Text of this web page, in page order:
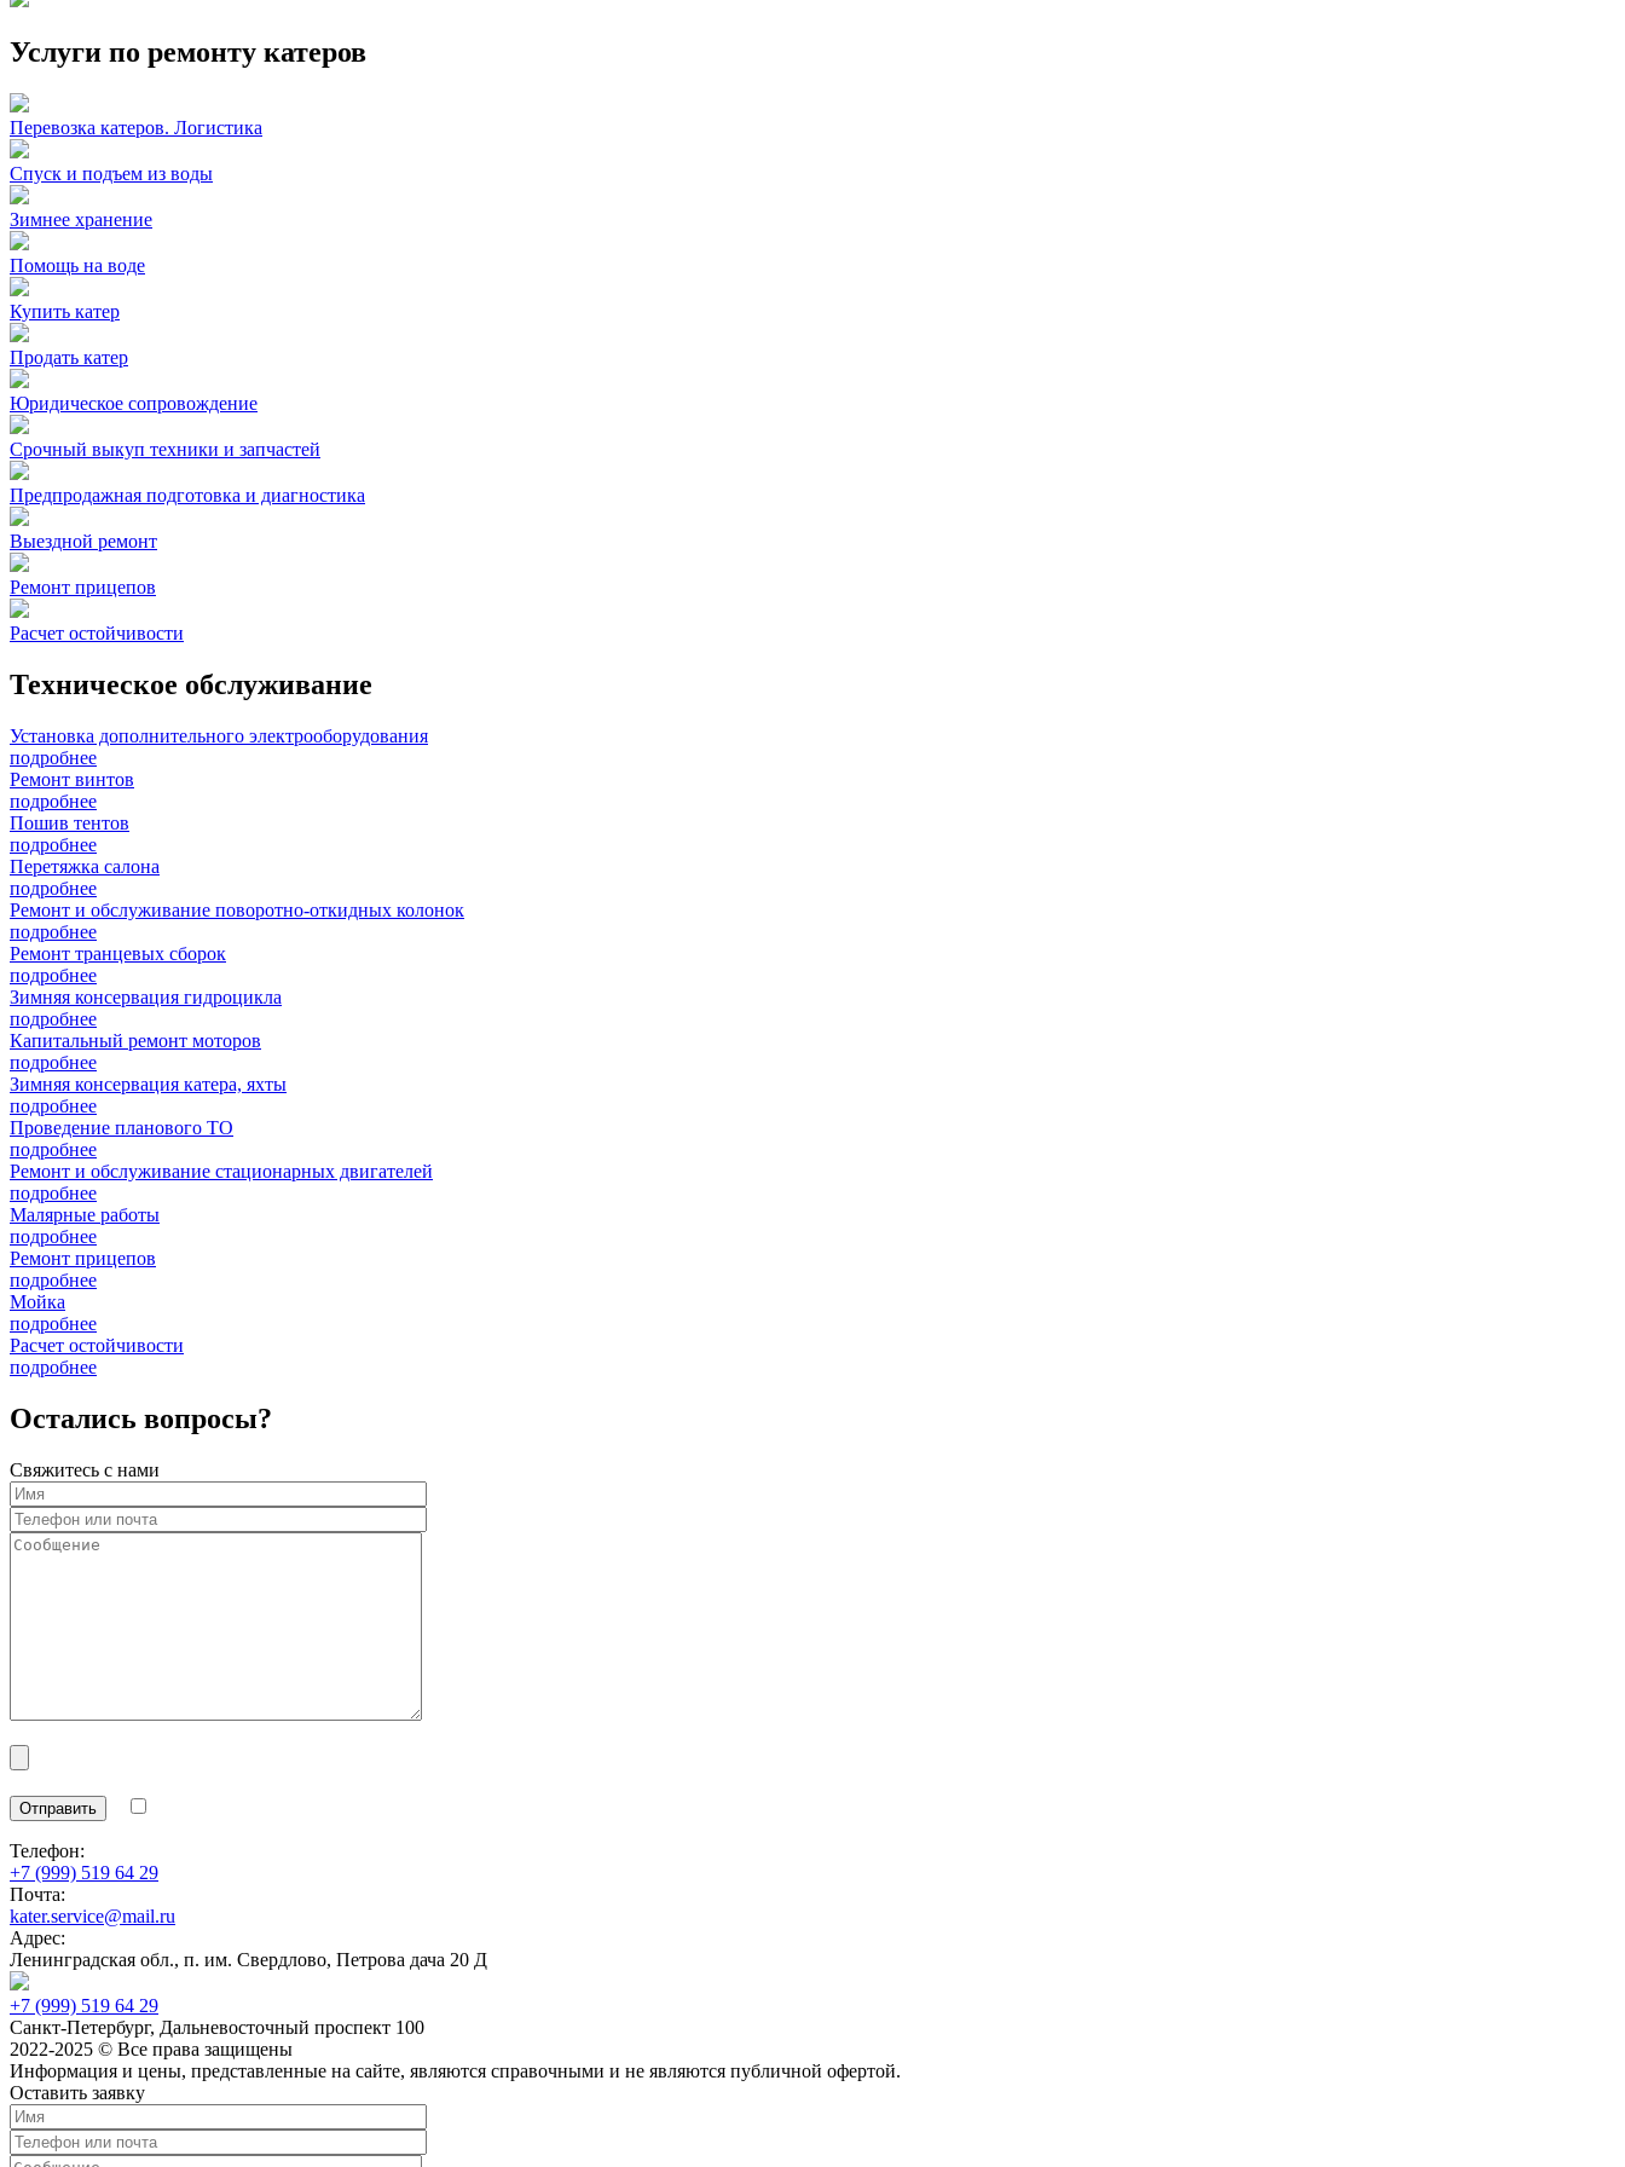
Услуги по ремонту катеров
Перевозка катеров. Логистика
Спуск и подъем из воды
Зимнее хранение
Помощь на воде
Купить катер
Продать катер
Юридическое сопровождение
Срочный выкуп техники и запчастей
Предпродажная подготовка и диагностика
Выездной ремонт
Ремонт прицепов
Расчет остойчивости
Техническое обслуживание
Установка дополнительного электрооборудования
подробнее
Ремонт винтов
подробнее
Пошив тентов
подробнее
Перетяжка салона
подробнее
Ремонт и обслуживание поворотно-откидных колонок
подробнее
Ремонт транцевых сборок
подробнее
Зимняя консервация гидроцикла
подробнее
Капитальный ремонт моторов
подробнее
Зимняя консервация катера, яхты
подробнее
Проведение планового ТО
подробнее
Ремонт и обслуживание стационарных двигателей
подробнее
Малярные работы
подробнее
Ремонт прицепов
подробнее
Мойка
подробнее
Расчет остойчивости
подробнее
Остались вопросы?
Свяжитесь с нами
Телефон:
+7 (999) 519 64 29
Почта:
kater.service@mail.ru
Адрес:
Ленинградская обл., п. им. Свердлово, Петрова дача 20 Д
+7 (999) 519 64 29
Санкт-Петербург, Дальневосточный проспект 100
2022-2025 © Все права защищены
Информация и цены, представленные на сайте, являются справочными и не являются публичной офертой.
Оставить заявку